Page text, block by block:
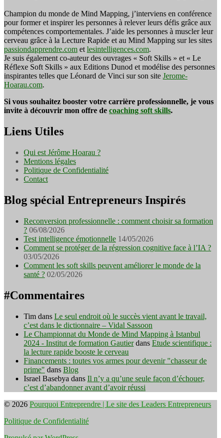
Champion du monde de Mind Mapping, j’interviens en conférence
pour former et inspirer les personnes à relever leurs défis grâce aux
compétences comportementales. J’aide les personnes à muscler leur
cerveau grâce à la Lecture Rapide et au Mind Mapping sur les sites
passiondapprendre.com et lesintelligences.com.
Je suis également co-auteur des ouvrages « Soft Skills » et « Le
Réflexe Soft Skills » aux Editions Dunod et modélise des personnes
inspirantes telles que Léonard de Vinci sur son site Jerome-
Hoarau.com.
Si vous souhaitez booster votre carrière professionnelle, je vous
invite à découvrir mon offre de coaching soft skills.
Liens Utiles
Qui est Jérôme Hoarau ?
Mentions légales
Politique de Confidentialité
Contact
Blog spécial Entrepreneurs Inspirés
Reconversion professionnelle : comment choisir sa formation
? 06/08/2026
Test intelligence émotionnelle 14/05/2026
Comment se protéger de la régression cognitive face à l’IA ?
03/05/2026
Comment les soft skills peuvent améliorer le monde de la
santé ? 02/05/2026
#Commentaires
Tim dans Le seul endroit où le succès vient avant le travail,
c’est dans le dictionnaire – Vidal Sassoon
Le Championnat du Monde de Mind Mapping à Istanbul
2024 - Institut de formation Gautierdans Etude scientifique :
la lecture rapide booste le cerveau
Financements : toutes vos armes pour devenir "chasseur de
prime" dans Blog
Israel Basebya dans Il n’y a qu’une seule façon d’échouer,
c’est d’abandonner avant d’avoir réussi
© 2026 Pourquoi Entreprendre | Le site des Leaders Entrepreneurs
Politique de Confidentialité